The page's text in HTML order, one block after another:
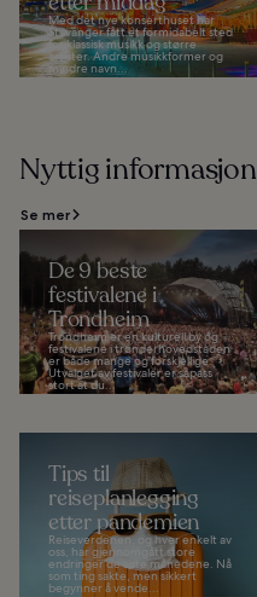
Med det nye konserthuset har
Stavanger fått et formidabelt sted
for klassisk musikk og større
artister. Andre musikkformer og
mindre navn...
Nyttig informasjon
Se mer
De 9 beste
festivalene i
Trondheim
Trondheim er en kulturell by og
festivalene i trønderhovedstaden
er både mange og forskjellige.
Utvalget av festivaler er såpass
stort at du...
Tips til
reiseplanlegging
etter pandemien
Reiseverdenen, og hver enkelt av
oss, har gjennomgått store
endringer de siste månedene. Nå
som ting sakte, men sikkert
begynner å vende...